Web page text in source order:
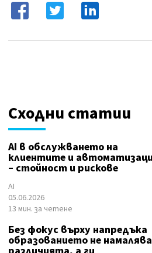
Сходни статии
AI в обслужването на
клиентите и
– стойност и рискове
AI
05.06.2026
13 мин. за четене
Без фокус върху напредъка
образованието не намалява